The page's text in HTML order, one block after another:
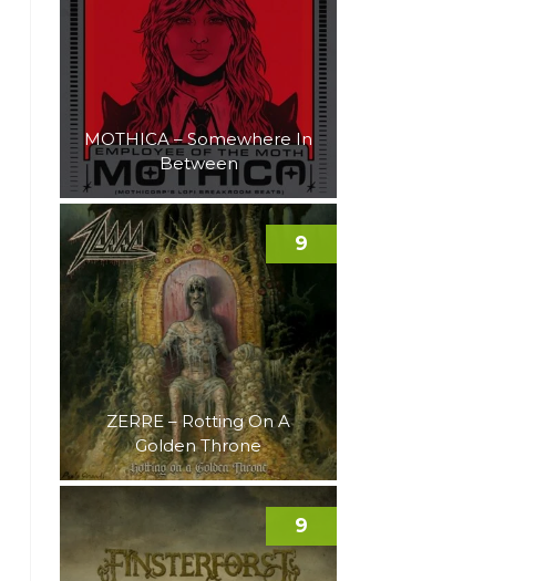
MOTHICA – Somewhere In
Between
ZERRE – Rotting On A
Golden Throne
9
9